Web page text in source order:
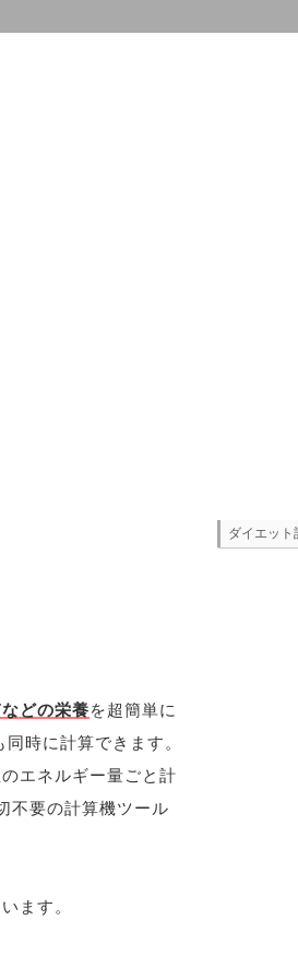
どの栄養を超簡単に
時に計算できます。
エネルギー量ごと計
不要の計算機ツール
ます。
ダイエット